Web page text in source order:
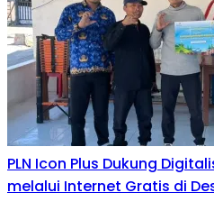
PLN Icon Plus Dukung
melalui Internet Gratis di